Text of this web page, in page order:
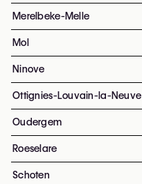
Merelbeke-Melle
Mol
Ninove
Ottignies-Louvain-la-Neuve
Oudergem
Roeselare
Schoten